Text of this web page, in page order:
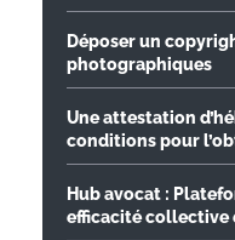
Déposer un
photographiques
Une attestation
conditions pour
Hub avocat :
efficacité collective